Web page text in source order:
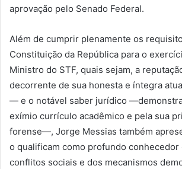
aprovação pelo Senado Federal.
Além de cumprir plenamente os
Constituição da República para o
Ministro do STF, quais sejam, a
decorrente de sua honesta e íntegra
— e o notável saber jurídico
exímio currículo acadêmico e pela sua
forense—, Jorge Messias também
o qualificam como profundo conhecedor
conflitos sociais e dos mecanismos